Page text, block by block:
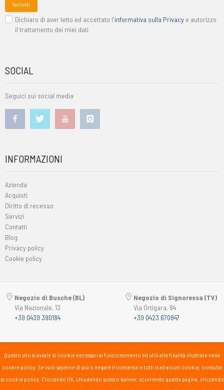
Iscriviti
Dichiaro di aver letto ed accettato l'informativa sulla Privacy e autorizzo
il trattamento dei miei dati
SOCIAL
Seguici sui social media
INFORMAZIONI
Azienda
Acquisti
Diritto di recesso
Servizi
Contatti
Blog
Privacy policy
Cookie policy
Negozio di Busche (BL)
Via Nazionale, 13
+39 0439 390184
Negozio di Signoressa (TV)
Via Ortigara, 84
+39 0423 670847
lunedì
15:30-19:30
Questo sito si avvale di cookie necessari al funzionamento ed utili alle finalità illustrate nella
cookie policy. Se vuoi saperne di più o negare il consenso a tutti o ad alcuni cookie, consulta
la cookie policy. Cliccando OK, chiudendo questo banner, scorrendo questa pagina, cliccando